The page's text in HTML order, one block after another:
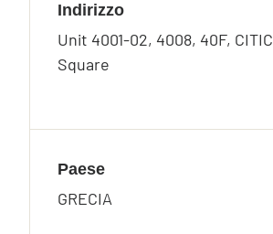
Indirizzo
Unit 4001-02, 4008, 40F, CITIC
Square
Paese
GRECIA